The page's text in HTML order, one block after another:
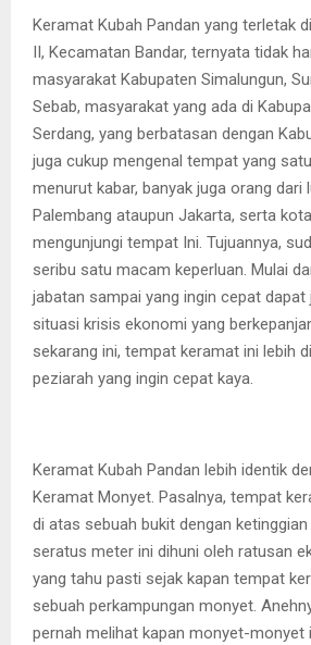
Keramat Kubah Pandan yang terletak
II, Kecamatan Bandar, ternyata tidak
masyarakat Kabupaten Simalungun,
Sebab, masyarakat yang ada di
Serdang, yang berbatasan dengan
juga cukup mengenal tempat yang
menurut kabar, banyak juga orang dari
Palembang ataupun Jakarta, serta
mengunjungi tempat Ini. Tujuannya,
seribu satu macam keperluan. Mulai
jabatan sampai yang ingin cepat dapat
situasi krisis ekonomi yang
sekarang ini, tempat keramat ini lebih
peziarah yang ingin cepat kaya.
Keramat Kubah Pandan lebih identik
Keramat Monyet. Pasalnya, tempat
di atas sebuah bukit dengan
seratus meter ini dihuni oleh ratusan
yang tahu pasti sejak kapan tempat
sebuah perkampungan monyet.
pernah melihat kapan monyet-monyet